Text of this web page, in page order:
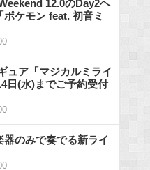
12.0のDay2ヘ
ポケモン feat. 初音ミ
ュア「マジカルミライ
日(水)までご予約受付
のみで奏でる新ライ